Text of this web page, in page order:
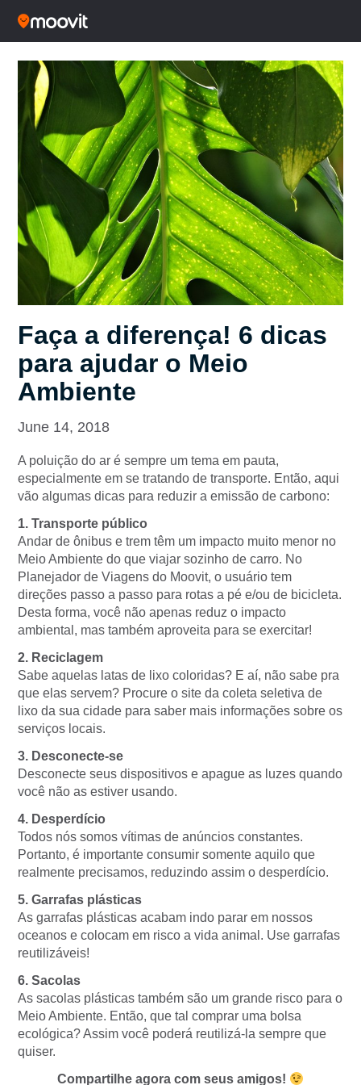
Faça a diferença! 6 dicas
para ajudar o Meio
Ambiente
June 14, 2018
A poluição do ar é sempre um tema em pauta,
especialmente em se tratando de transporte. Então, aqui
vão algumas dicas para reduzir a emissão de carbono:
1. Transporte público
Andar de ônibus e trem têm um impacto muito menor no
Meio Ambiente do que viajar sozinho de carro. No
Planejador de Viagens do Moovit, o usuário tem
direções passo a passo para rotas a pé e/ou de bicicleta.
Desta forma, você não apenas reduz o impacto
ambiental, mas também aproveita para se exercitar!
2. Reciclagem
Sabe aquelas latas de lixo coloridas? E aí, não sabe pra
que elas servem? Procure o site da coleta seletiva de
lixo da sua cidade para saber mais informações sobre os
serviços locais.
3. Desconecte-se
Desconecte seus dispositivos e apague as luzes quando
você não as estiver usando.
4. Desperdício
Todos nós somos vítimas de anúncios constantes.
Portanto, é importante consumir somente aquilo que
realmente precisamos, reduzindo assim o desperdício.
5. Garrafas plásticas
As garrafas plásticas acabam indo parar em nossos
oceanos e colocam em risco a vida animal. Use garrafas
reutilizáveis!
6. Sacolas
As sacolas plásticas também são um grande risco para o
Meio Ambiente. Então, que tal comprar uma bolsa
ecológica? Assim você poderá reutilizá-la sempre que
quiser.
Compartilhe agora com seus amigos!